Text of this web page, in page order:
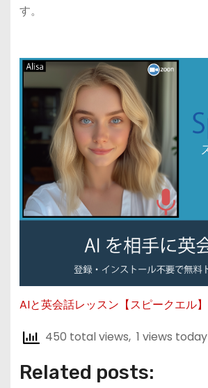
す。
AIと英会話レッスン【スピークエル】
450 total views, 1 views today
Related posts: